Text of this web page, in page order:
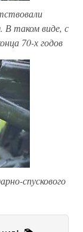
В таком виде, с
70-х годов
спускового